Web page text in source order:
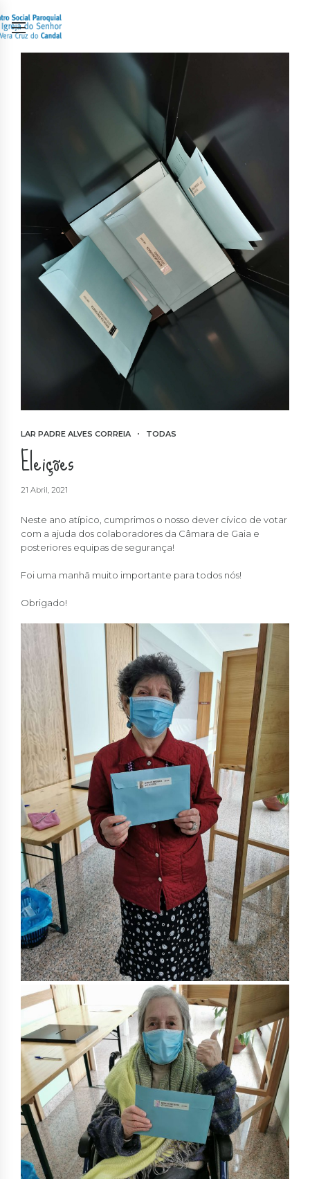
LAR PADRE ALVES CORREIA TODAS
Eleições
21 Abril, 2021
Neste ano atípico, cumprimos o nosso dever cívico de votar
com a ajuda dos colaboradores da Câmara de Gaia e
posteriores equipas de segurança!
Foi uma manhã muito importante para todos nós!
Obrigado!